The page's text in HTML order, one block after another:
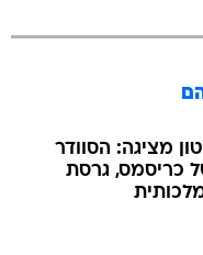
מציגה: הסוודר
כריסמס, גרסת